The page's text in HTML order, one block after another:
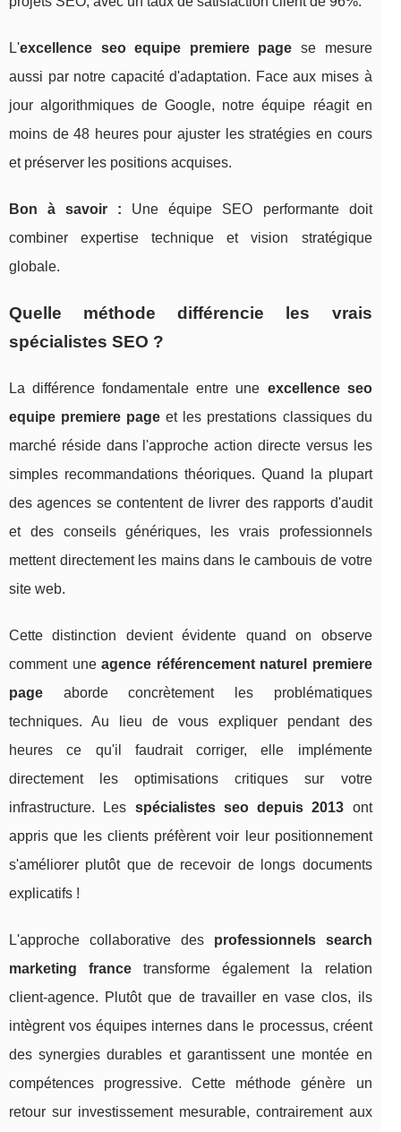
L'excellence seo equipe premiere page se mesure
aussi par notre capacité d'adaptation. Face aux mises à
jour algorithmiques de Google, notre équipe réagit en
moins de 48 heures pour ajuster les stratégies en cours
et préserver les positions acquises.
Bon à savoir : Une équipe SEO performante doit
combiner expertise technique et vision stratégique
globale.
Quelle méthode différencie les vrais
spécialistes SEO ?
La différence fondamentale entre une excellence seo
equipe premiere page et les prestations classiques du
marché réside dans l'approche action directe versus les
simples recommandations théoriques. Quand la plupart
des agences se contentent de livrer des rapports d'audit
et des conseils génériques, les vrais professionnels
mettent directement les mains dans le cambouis de votre
site web.
Cette distinction devient évidente quand on observe
comment uneagence référencement naturel premiere
page aborde concrètement les problématiques
techniques. Au lieu de vous expliquer pendant des
heures ce qu'il faudrait corriger, elle implémente
directement les optimisations critiques sur votre
infrastructure. Les spécialistes seo depuis 2013 ont
appris que les clients préfèrent voir leur positionnement
s'améliorer plutôt que de recevoir de longs documents
explicatifs !
L'approche collaborative des professionnels search
marketing france transforme également la relation
client-agence. Plutôt que de travailler en vase clos, ils
intègrent vos équipes internes dans le processus, créent
des synergies durables et garantissent une montée en
compétences progressive. Cette méthode génère un
retour sur investissement mesurable, contrairement aux